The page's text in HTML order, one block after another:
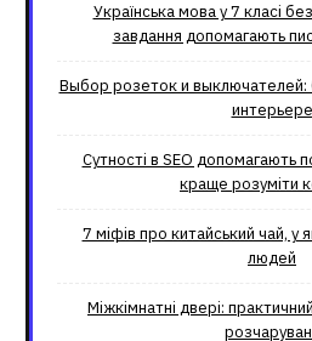
Українська мова у 7 класі
завдання допомагають
Выбор розеток и выключателей:
интерьере
Сутності в SEO допомагають
краще розуміти
7 міфів про китайський чай, у
людей
Міжкімнатні двері: